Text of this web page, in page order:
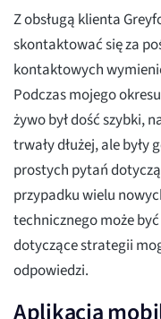
Z obsługą klienta
skontaktować się za
kontaktowych
Podczas mojego
żywo był dość szybki,
trwały dłużej, ale
prostych pytań
przypadku wielu
technicznego może
dotyczące strategii
odpowiedzi.